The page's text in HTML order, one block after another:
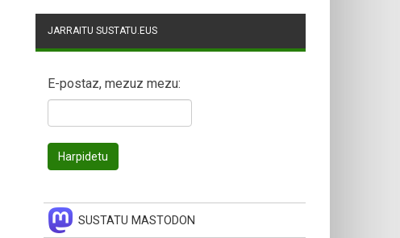
JARRAITU SUSTATU.EUS
E-postaz, mezuz mezu:
SUSTATU MASTODON